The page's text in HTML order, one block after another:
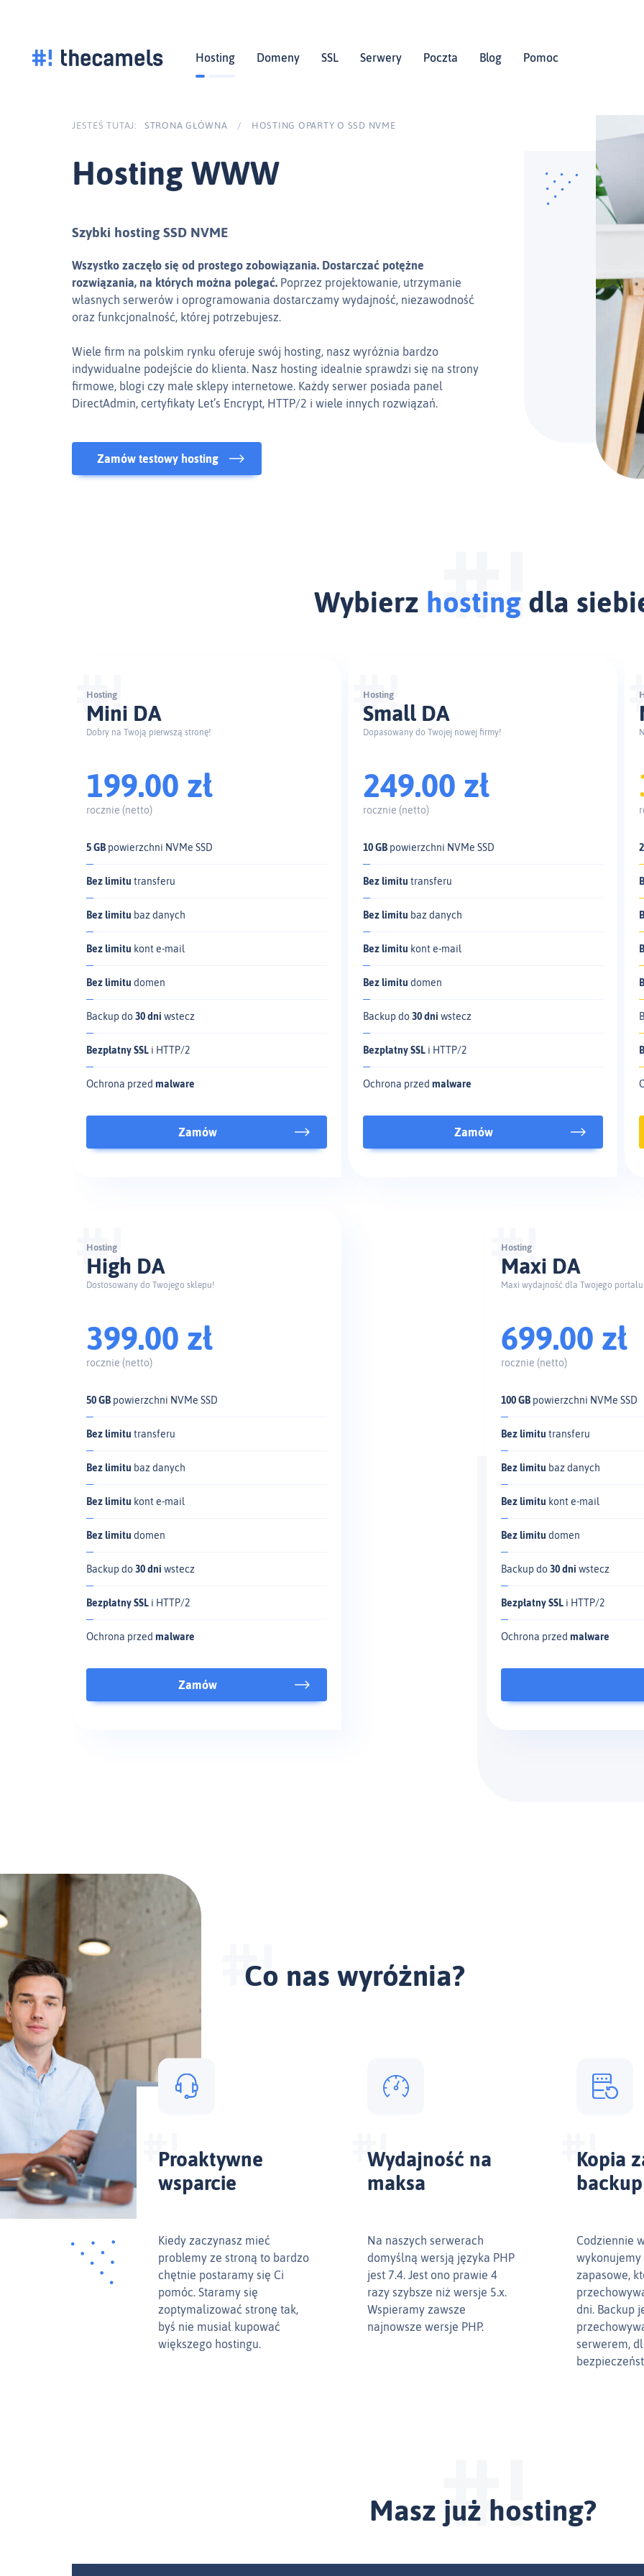
Hosting
Domeny SSL Serwery Poczta Blog Pomoc
JESTEŚ TUTAJ: STRONA GŁÓWNA / HOSTING OPARTY O SSD NVME
Hosting WWW
Szybki hosting SSD NVME
Wszystko zaczęło się od prostego zobowiązania. Dostarczać potężne
rozwiązania, na których można polegać. Poprzez projektowanie, utrzymanie
własnych serwerów i oprogramowania dostarczamy wydajność, niezawodność
oraz funkcjonalność, której potrzebujesz.
Wiele firm na polskim rynku oferuje swój hosting, nasz wyróżnia bardzo
indywidualne podejście do klienta. Nasz hosting idealnie sprawdzi się na strony
firmowe, blogi czy małe sklepy internetowe. Każdy serwer posiada panel
DirectAdmin, certyfikaty Let’s Encrypt, HTTP/2 i wiele innych rozwiązań.
Zamów testowy hosting
Wybierz hostingdla
Mini DA
Hosting
Dobry na Twoją pierwszą stronę!
199.00 zł
rocznie (netto)
5 GB powierzchni NVMe SSD
Bez limitu transferu
Bez limitu baz danych
Bez limitu kont e‑mail
Bez limitu domen
Backup do30 dni wstecz
Bezpłatny SSL i HTTP/2
Ochrona przed malware
Zamów
Small DA
Hosting
Dopasowany do Twojej nowej firmy!
249.00 zł
rocznie (netto)
10 GBpowierzchni NVMe SSD
Bez limitu transferu
Bez limitu baz danych
Bez limitu kont e‑mail
Bez limitu domen
Backup do30 dni wstecz
Bezpłatny SSLi HTTP/2
Ochrona przed malware
Zamów
High DA
Hosting
Dostosowany do Twojego sklepu!
399.00 zł
rocznie (netto)
50 GB powierzchni NVMe SSD
Bez limitu transferu
Bez limitu baz danych
Bez limitu kont e‑mail
Bez limitu domen
Backup do30 dni wstecz
Bezpłatny SSL i HTTP/2
Ochrona przed malware
Zamów
Maxi DA
Hosting
Maxi wydajność dla Twojego
699.00 zł
rocznie (netto)
100 GB powierzchni NVMe SSD
Bez limitu transferu
Bez limitu baz danych
Bez limitu kont e‑mail
Bez limitu domen
Backup do30 dni wstecz
Bezpłatny SSL i HTTP/2
Ochrona przed malware
Co nas wyróżnia?
Proaktywne
wsparcie
Kiedy zaczynasz mieć
problemy ze stroną to bardzo
chętnie postaramy się Ci
pomóc. Staramy się
zoptymalizować stronę tak,
byś nie musiał kupować
większego hostingu.
Wydajność na
maksa
Na naszych serwerach
domyślną wersją języka PHP
jest 7.4. Jest ono prawie 4
razy szybsze niż wersje 5.x.
Wspieramy zawsze
najnowsze wersje PHP.
Kopia
backup
Codziennie
wykonujemy
zapasowe,
dni. Backup
serwerem,
Masz już hosting?